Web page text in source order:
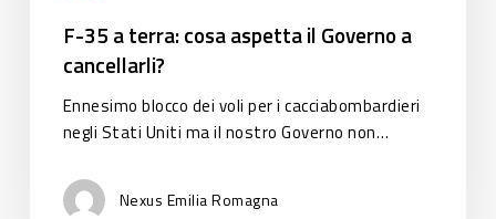
GovernoF-35 a terra: cosa aspetta il Governo a
cancellarli?
Ennesimo blocco dei voli per i cacciabombardieri
negli Stati Uniti ma il nostro Governo non…
Nexus Emilia Romagna